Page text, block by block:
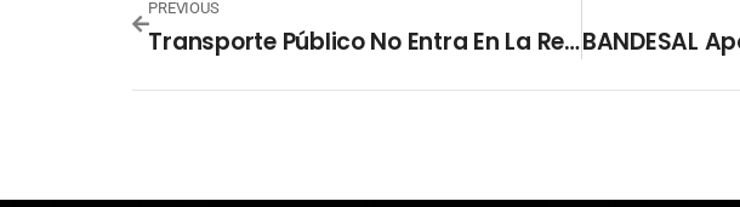
PREVIOUS
Transporte Público No Entra En La Reapertura Inicial